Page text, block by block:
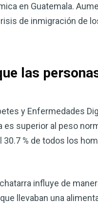
en Guatemala.
de inmigración de
las
y Enfermedades
superior al peso
30.7 % de todos los
influye de
llevaban una